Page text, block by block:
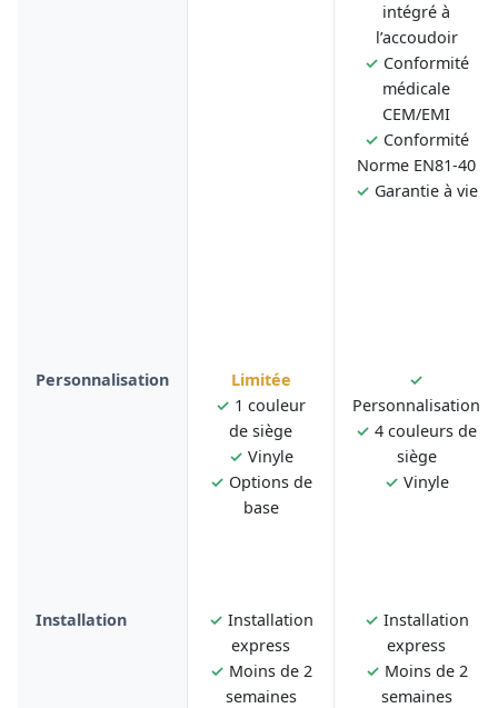
intégré à
l’accoudoir
✓ Conformité
médicale
CEM/EMI
✓ Conformité
Norme EN81-40
✓ Garantie à vie
Personnalisation
Limitée
✓ 1 couleur
de siège
✓ Vinyle
✓ Options de
base
✓
Personnalisation
✓ 4 couleurs de
siège
✓ Vinyle
Installation ✓ Installation
express
✓ Moins de 2
semaines
✓ Installation
express
✓ Moins de 2
semaines